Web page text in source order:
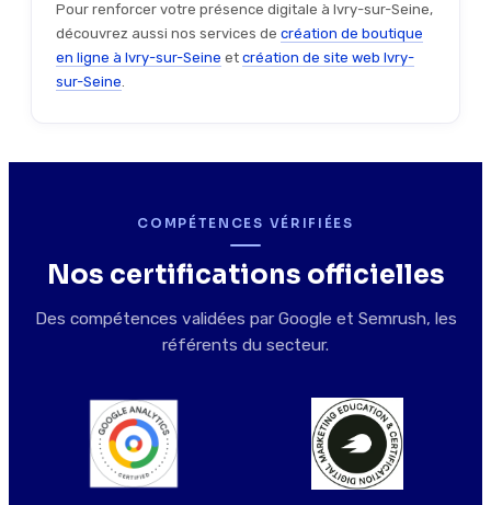
Pour renforcer votre présence digitale à Ivry-sur-Seine,
découvrez aussi nos services de création de boutique
en ligne à Ivry-sur-Seine et création de site web Ivry-
sur-Seine.
COMPÉTENCES VÉRIFIÉES
Nos certifications officielles
Des compétences validées par Google et Semrush, les
référents du secteur.